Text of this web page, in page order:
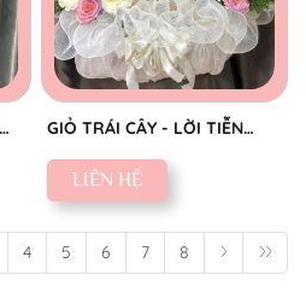
GIỎ TRÁI CÂY - LỜI TIỄN
BIỆT SAU
LIÊN HỆ
4 5 6 7 8